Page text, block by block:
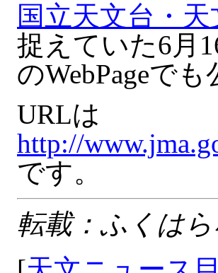
国立天文台・
捉えていた6月
のWebPageで
URLは
http://
です。
転載：ふくは